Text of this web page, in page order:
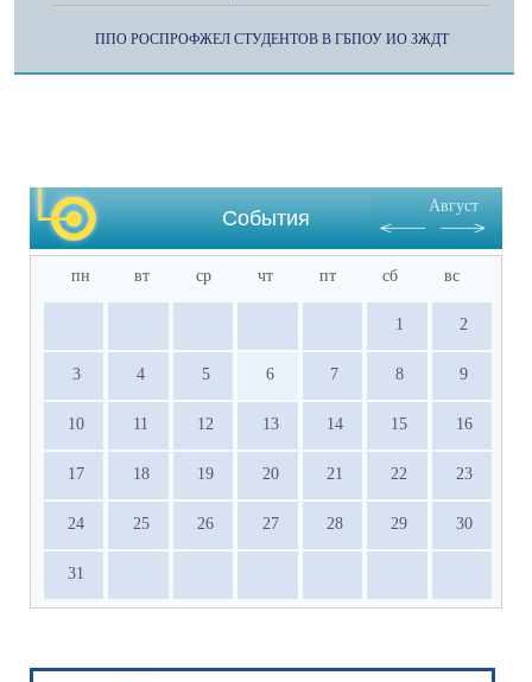
ППО РОСПРОФЖЕЛ СТУДЕНТОВ В ГБПОУ ИО ЗЖДТ
События
Август
пн вт ср чт пт сб вс
1 2
3 4 5 6 7 8 9
10 11 12 13 14 15 16
17 18 19 20 21 22 23
24 25 26 27 28 29 30
31